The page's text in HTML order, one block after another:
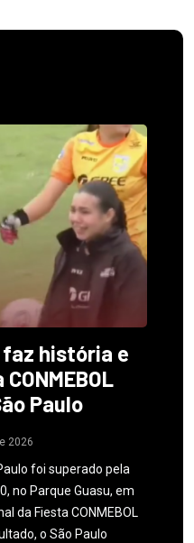
faz história e
Paulo
2026
foi superado pela
no Parque Guasu, em
da Fiesta CONMEBOL
o São Paulo